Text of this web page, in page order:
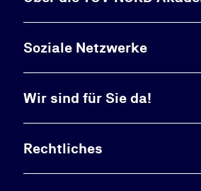
Soziale Netzwerke
Wir sind für Sie da!
Rechtliches